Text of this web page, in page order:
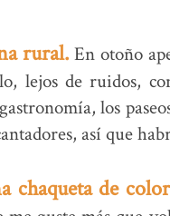
rural. En otoño
lejos de ruidos,
los
así que
chaqueta de